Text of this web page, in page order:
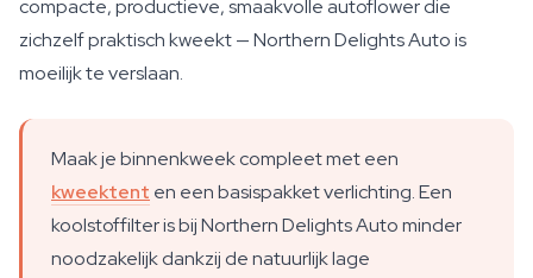
compacte, productieve, smaakvolle autoflower die
zichzelf praktisch kweekt — Northern Delights Auto is
moeilijk te verslaan.
Maak je binnenkweek compleet met een
kweektent en een basispakket verlichting. Een
koolstoffilter is bij Northern Delights Auto minder
noodzakelijk dankzij de natuurlijk lage